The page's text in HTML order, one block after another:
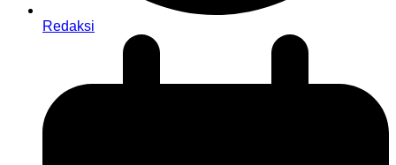
Redaksi